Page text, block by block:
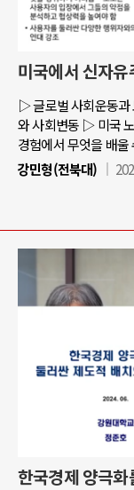
미국에서 신자
▷ 글로벌 사회운동
와 사회변동 ▷ 미국
경험에서 무엇을 배울
강민형(전북대)
한국경제 양극